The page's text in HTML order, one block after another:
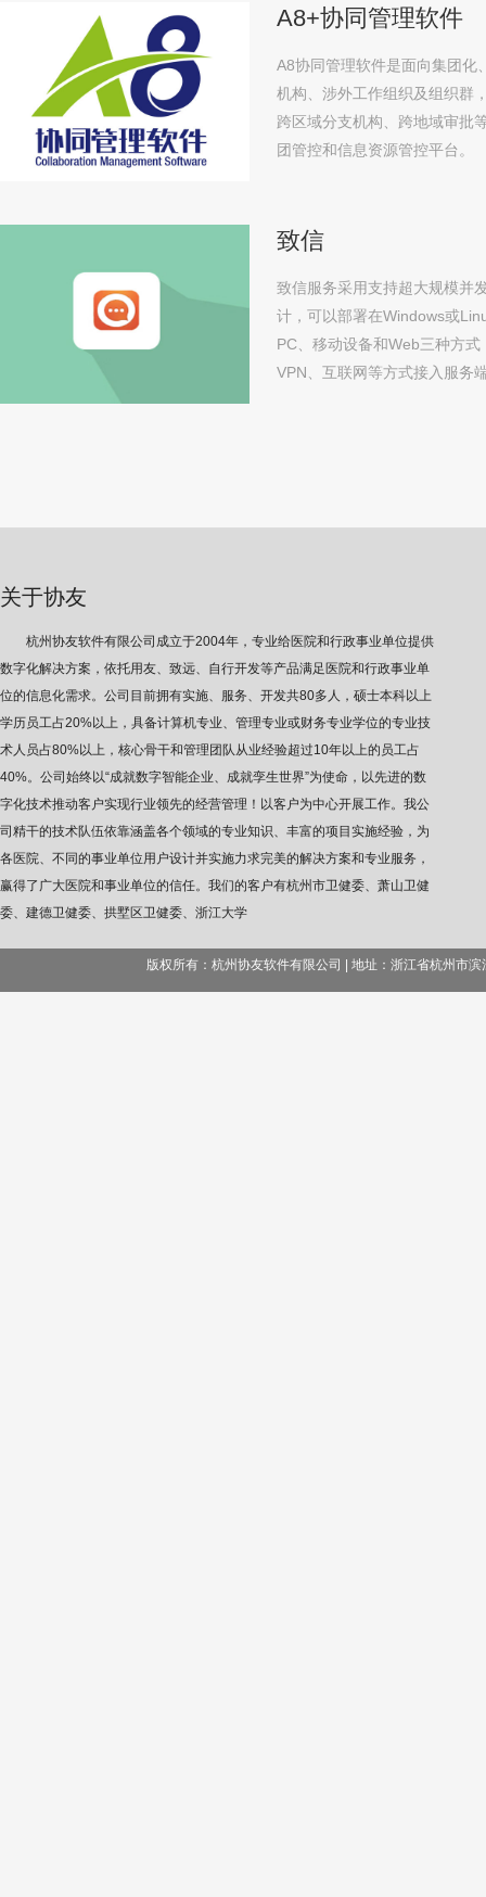
A8+协同管理软件
A8协同管理软件是面向集团化
机构、涉外工作组织及组织群
跨区域分支机构、跨地域审批
团管控和信息资源管控平台。
致信
致信服务采用支持超大规模并
计，可以部署在Windows或
PC、移动设备和Web三种方
VPN、互联网等方式接入服务
关于协友
杭州协友软件有限公司成立于2004年，专业给医院和行政事业单位提供
数字化解决方案，依托用友、致远、自行开发等产品满足医院和行政事业单
位的信息化需求。公司目前拥有实施、服务、开发共80多人，硕士本科以上
学历员工占20%以上，具备计算机专业、管理专业或财务专业学位的专业技
术人员占80%以上，核心骨干和管理团队从业经验超过10年以上的员工占
40%。公司始终以“成就数字智能企业、成就孪生世界”为使命，以先进的数
字化技术推动客户实现行业领先的经营管理！以客户为中心开展工作。我公
司精干的技术队伍依靠涵盖各个领域的专业知识、丰富的项目实施经验，为
各医院、不同的事业单位用户设计并实施力求完美的解决方案和专业服务，
赢得了广大医院和事业单位的信任。我们的客户有杭州市卫健委、萧山卫健
委、建德卫健委、拱墅区卫健委、浙江大学
版权所有：杭州协友软件有限公司 | 地址：浙江省杭州市